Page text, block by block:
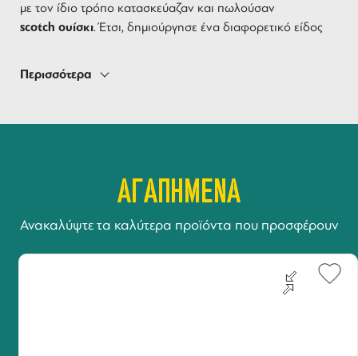
με τον ίδιο τρόπο κατασκεύαζαν και πωλούσαν
scotch ουίσκι. Έτσι, δημιούργησε ένα διαφορετικό είδος
ανάμειξη του στο σπίτι, αλλά με μια προσέγγιση
προοδευτική και μια αδιάκοπη επιθυμία να δημιουργήσει
παραγωγήςblended scotchκαιmalt ουίσκι. Αυτός είναι η
την παλαίωση, μέχρι και το όνομα και το packaging των
Περισσότερα
ΑΓΑΠΗΜΕΝΑ
Ανακαλύψτε τα καλύτερα προϊόντα που προσφέρουν